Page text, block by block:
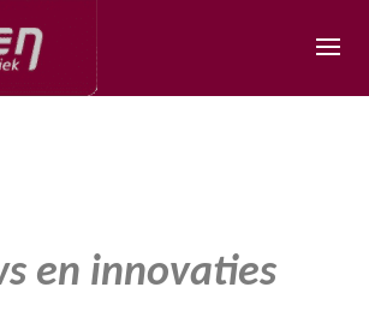
en innovaties